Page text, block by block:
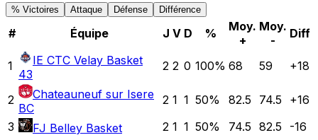
% Victoires Attaque Défense Différence
# Équipe J V D %
Moy.
+
Moy.
-
Diff
1
IE CTC Velay Basket
43
2 2 0 100% 68 59 +18
2
Chateauneuf sur Isere
BC
2 1 1 50% 82.5 74.5 +16
3
FJ Belley Basket 2 1 1 50% 74.5 82.5
-16